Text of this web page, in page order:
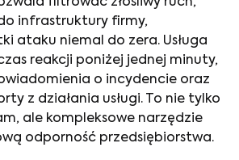
filtrować złośliwy ruch,
infrastruktury firmy,
ataku niemal do zera. Usługa
reakcji poniżej jednej minuty,
o incydencie oraz
z działania usługi. To nie tylko
ale kompleksowe narzędzie
odporność przedsiębiorstwa.